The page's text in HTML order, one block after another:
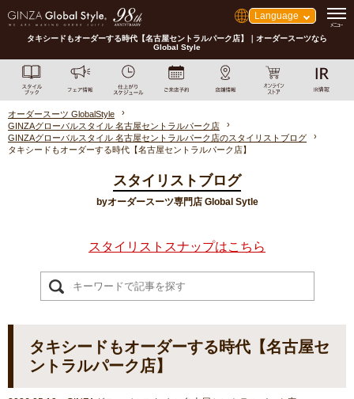
Language
タキシードもオーダーする時代【名古屋セントラルパーク店】｜オーダースーツなら
Global Style
オーダースーツ GlobalStyle
GINZAグローバルスタイル 名古屋セントラルパーク店
GINZAグローバルスタイル 名古屋セントラルパーク店のスタイリストブログ
タキシードもオーダーする時代【名古屋セントラルパーク店】
スタイリストブログ
byオーダースーツ専門店 Global Sytle
スタイリストスナップはこちら
タキシードもオーダーする時代【名古屋セ
ントラルパーク店】